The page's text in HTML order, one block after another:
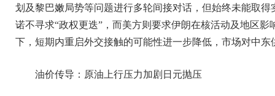
划及黎巴嫩局势等问题进行多轮间接对话，但始终未能取
诺不寻求“政权更迭”，而美方则要求伊朗在核活动及地区
下，短期内重启外交接触的可能性进一步降低，市场对中
油价传导：原油上行压力加剧日元抛压